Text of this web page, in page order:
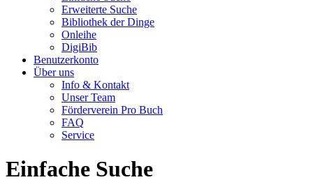
Erweiterte Suche
Bibliothek der Dinge
Onleihe
DigiBib
Benutzerkonto
Über uns
Info & Kontakt
Unser Team
Förderverein Pro Buch
FAQ
Service
Einfache Suche